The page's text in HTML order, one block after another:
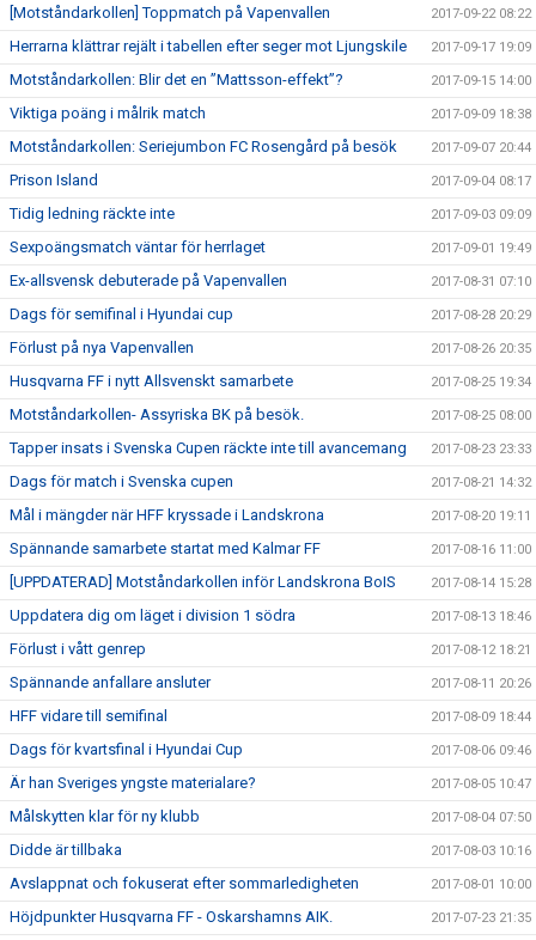
[Motståndarkollen] Toppmatch på Vapenvallen 2017-09-22 08:22
Herrarna klättrar rejält i tabellen efter seger mot Ljungskile 2017-09-17 19:09
Motståndarkollen: Blir det en ”Mattsson-effekt”? 2017-09-15 14:00
Viktiga poäng i målrik match 2017-09-09 18:38
Motståndarkollen: Seriejumbon FC Rosengård på besök 2017-09-07 20:44
Prison Island 2017-09-04 08:17
Tidig ledning räckte inte 2017-09-03 09:09
Sexpoängsmatch väntar för herrlaget 2017-09-01 19:49
Ex-allsvensk debuterade på Vapenvallen 2017-08-31 07:10
Dags för semifinal i Hyundai cup 2017-08-28 20:29
Förlust på nya Vapenvallen 2017-08-26 20:35
Husqvarna FF i nytt Allsvenskt samarbete 2017-08-25 19:34
Motståndarkollen- Assyriska BK på besök. 2017-08-25 08:00
Tapper insats i Svenska Cupen räckte inte till avancemang 2017-08-23 23:33
Dags för match i Svenska cupen 2017-08-21 14:32
Mål i mängder när HFF kryssade i Landskrona 2017-08-20 19:11
Spännande samarbete startat med Kalmar FF 2017-08-16 11:00
[UPPDATERAD] Motståndarkollen inför Landskrona BoIS 2017-08-14 15:28
Uppdatera dig om läget i division 1 södra 2017-08-13 18:46
Förlust i vått genrep 2017-08-12 18:21
Spännande anfallare ansluter 2017-08-11 20:26
HFF vidare till semifinal 2017-08-09 18:44
Dags för kvartsfinal i Hyundai Cup 2017-08-06 09:46
Är han Sveriges yngste materialare? 2017-08-05 10:47
Målskytten klar för ny klubb 2017-08-04 07:50
Didde är tillbaka 2017-08-03 10:16
Avslappnat och fokuserat efter sommarledigheten 2017-08-01 10:00
Höjdpunkter Husqvarna FF - Oskarshamns AIK. 2017-07-23 21:35